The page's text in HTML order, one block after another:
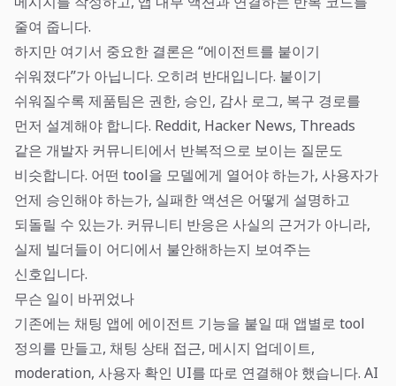
줄여 줍니다.
하지만 여기서 중요한 결론은 “에이전트를 붙이기
쉬워졌다”가 아닙니다. 오히려 반대입니다. 붙이기
쉬워질수록 제품팀은 권한, 승인, 감사 로그, 복구 경로를
먼저 설계해야 합니다. Reddit, Hacker News, Threads
같은 개발자 커뮤니티에서 반복적으로 보이는 질문도
비슷합니다. 어떤 tool을 모델에게 열어야 하는가, 사용자가
언제 승인해야 하는가, 실패한 액션은 어떻게 설명하고
되돌릴 수 있는가. 커뮤니티 반응은 사실의 근거가 아니라,
실제 빌더들이 어디에서 불안해하는지 보여주는
신호입니다.
무슨 일이 바뀌었나
기존에는 채팅 앱에 에이전트 기능을 붙일 때 앱별로 tool
정의를 만들고, 채팅 상태 접근, 메시지 업데이트,
moderation, 사용자 확인 UI를 따로 연결해야 했습니다. AI